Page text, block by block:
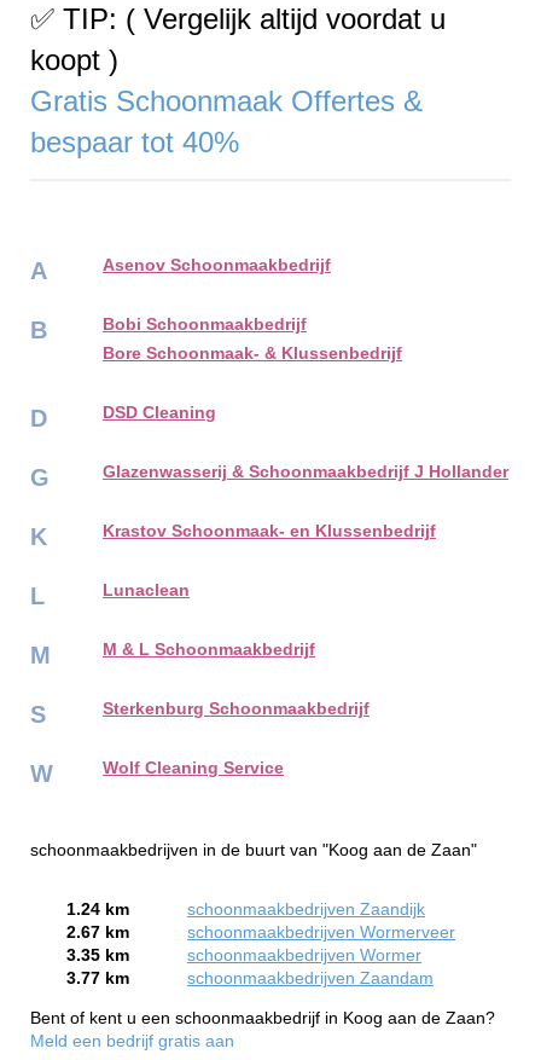
✅ TIP: ( Vergelijk altijd voordat u
koopt )
Gratis Schoonmaak Offertes &
bespaar tot 40%
A Asenov Schoonmaakbedrijf
B
Bobi Schoonmaakbedrijf
Bore Schoonmaak- & Klussenbedrijf
D DSD Cleaning
G Glazenwasserij & Schoonmaakbedrijf J Hollander
K Krastov Schoonmaak- en Klussenbedrijf
L Lunaclean
M M & L Schoonmaakbedrijf
S Sterkenburg Schoonmaakbedrijf
W Wolf Cleaning Service
schoonmaakbedrijven in de buurt van "Koog aan de Zaan"
1.24 km
schoonmaakbedrijven Zaandijk
2.67 km
schoonmaakbedrijven Wormerveer
3.35 km
schoonmaakbedrijven Wormer
3.77 km
schoonmaakbedrijven Zaandam
Bent of kent u een schoonmaakbedrijf in Koog aan de Zaan?
Meld een bedrijf gratis aan